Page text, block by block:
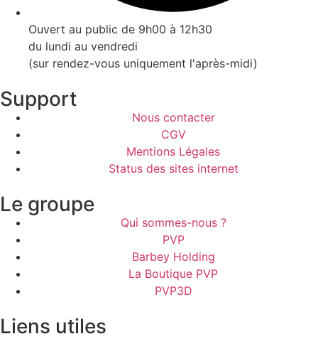
Ouvert au public de 9h00 à 12h30
du lundi au vendredi
(sur rendez-vous uniquement l'après-midi)
Support
Nous contacter
CGV
Mentions Légales
Status des sites internet
Le groupe
Qui sommes-nous ?
PVP
Barbey Holding
La Boutique PVP
PVP3D
Liens utiles